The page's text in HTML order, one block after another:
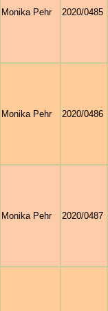
Monika Pehr 2020/0485
Monika Pehr 2020/0486
Monika Pehr 2020/0487